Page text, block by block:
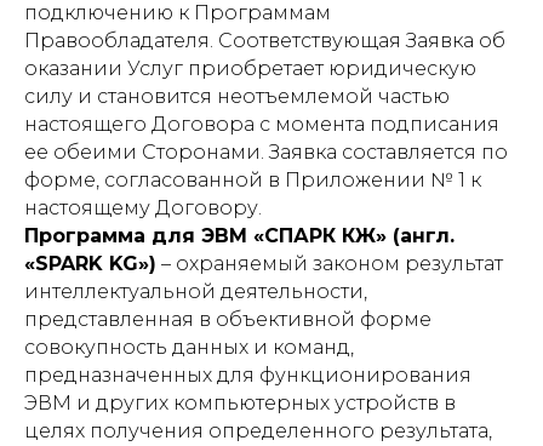
подключению к Программам
Правообладателя. Соответствующая Заявка об
оказании Услуг приобретает юридическую
силу и становится неотъемлемой частью
настоящего Договора с момента подписания
ее обеими Сторонами. Заявка составляется по
форме, согласованной в Приложении № 1 к
настоящему Договору.
Программа для ЭВМ «СПАРК КЖ» (англ.
«SPARK KG») – охраняемый законом результат
интеллектуальной деятельности,
представленная в объективной форме
совокупность данных и команд,
предназначенных для функционирования
ЭВМ и других компьютерных устройств в
целях получения определенного результата,